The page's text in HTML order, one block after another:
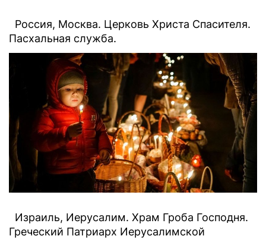
Россия, Москва. Церковь Христа Спасителя.
Пасхальная служба.
Израиль, Иерусалим. Храм Гроба Господня.
Греческий Патриарх Иерусалимской